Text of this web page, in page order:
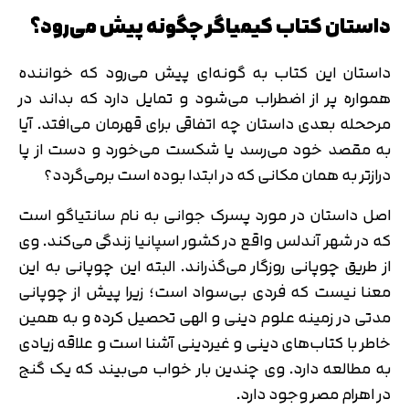
داستان کتاب کیمیاگر چگونه پیش می‌رود؟
داستان این کتاب به گونه‌ای پیش می‌رود که خواننده
همواره پر از اضطراب می‌شود و تمایل دارد که بداند در
مرححله بعدی داستان چه اتفاقی برای قهرمان می‌افتد. آیا
به مقصد خود می‌رسد یا شکست می‌خورد و دست از پا
درازتر به همان مکانی که در ابتدا بوده است برمی‌گردد؟
اصل داستان در مورد پسرک جوانی به نام سانتیاگو است
که در شهر آندلس واقع در کشور اسپانیا زندگی می‌کند. وی
از طریق چوپانی روزگار می‌گذراند. البته این چوپانی به این
معنا نیست که فردی بی‌سواد است؛ زیرا پیش از چوپانی
مدتی در زمینه علوم دینی و الهی تحصیل کرده و به همین
خاطر با کتاب‌های دینی و غیردینی آشنا است و علاقه زیادی
به مطالعه دارد. وی چندین بار خواب می‌بیند که یک گنج
در اهرام مصر وجود دارد.